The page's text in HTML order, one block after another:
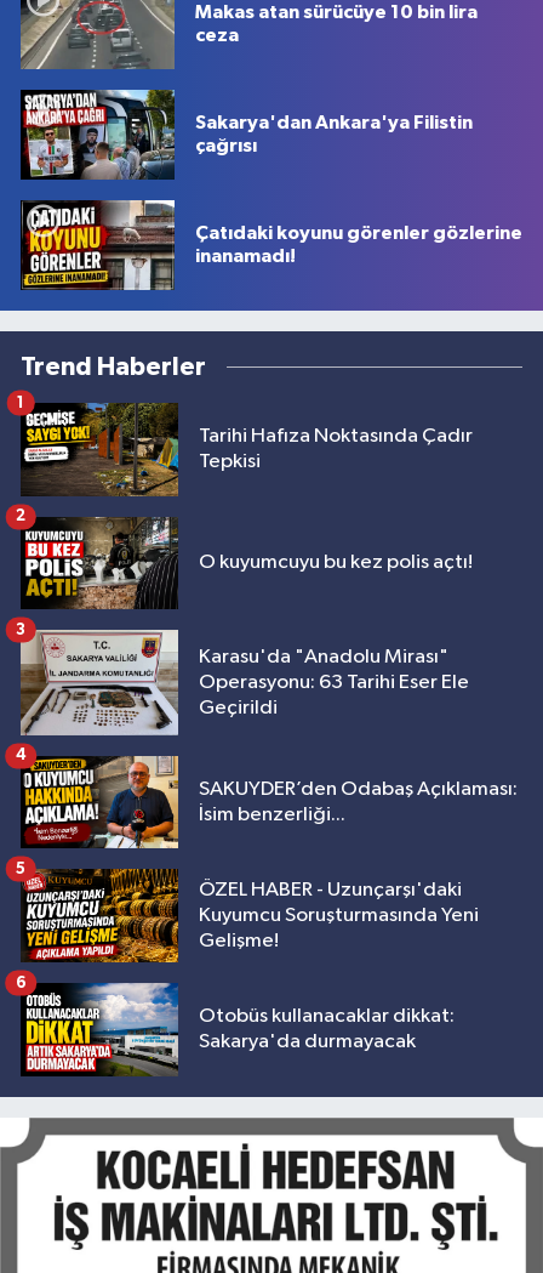
Makas atan sürücüye 10 bin lira
ceza
Sakarya'dan Ankara'ya Filistin
çağrısı
Çatıdaki koyunu görenler gözlerine
inanamadı!
Trend Haberler
Tarihi Hafıza Noktasında Çadır
Tepkisi
1
O kuyumcuyu bu kez polis açtı!
2
Karasu'da "Anadolu Mirası"
Operasyonu: 63 Tarihi Eser Ele
Geçirildi
3
SAKUYDER’den Odabaş Açıklaması:
İsim benzerliği...
4
ÖZEL HABER - Uzunçarşı'daki
Kuyumcu Soruşturmasında Yeni
Gelişme!
5
Otobüs kullanacaklar dikkat:
Sakarya'da durmayacak
6